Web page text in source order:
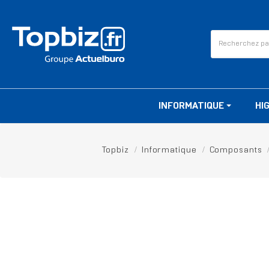
INFORMATIQUE
Topbiz Informatique Composants